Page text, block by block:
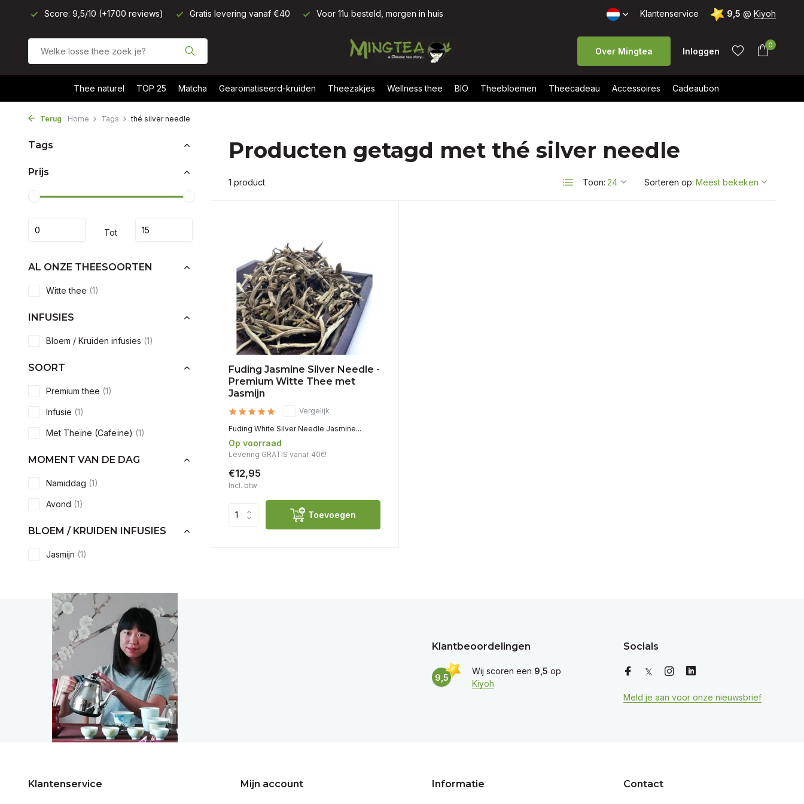
Score: 9,5/10 (+1700 reviews) Gratis levering vanaf €40 Voor 11u besteld, morgen in huis Klantenservice 9,5 @ Kiyoh
Over Mingtea Inloggen
Account
0
Thee naturel TOP 25 Matcha Gearomatiseerd-kruiden Theezakjes Wellness thee BIO Theebloemen Theecadeau Accessoires Cadeaubon
Terug Home Tags thé silver needle
Tags
Prijs
Tot
AL ONZE THEESOORTEN
Witte thee (1)
INFUSIES
Bloem / Kruiden infusies (1)
SOORT
Premium thee (1)
Infusie (1)
Met Theïne (Cafeïne) (1)
MOMENT VAN DE DAG
Namiddag (1)
Avond (1)
BLOEM / KRUIDEN INFUSIES
Jasmijn (1)
Producten getagd met thé silver needle
1 product Toon: Sorteren op:
Fuding Jasmine Silver Needle -
Premium Witte Thee met
Jasmijn
Vergelijk
Fuding White Silver Needle Jasmine...
Op voorraad
Levering GRATIS vanaf 40€!
€12,95
Incl. btw
Toevoegen
Klantbeoordelingen
9,5
Wij scoren een 9,5 op
Kiyoh
Socials
Meld je aan voor onze nieuwsbrief
Klantenservice Mijn account Informatie Contact